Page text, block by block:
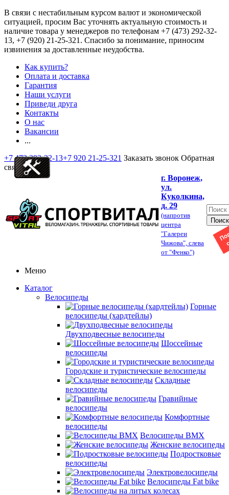
В связи с нестабильным курсом валют и экономической
ситуацией, просим Вас уточнять актуальную стоимость и
наличие товара у менеджеров по телефонам +7 (473) 292-32-
13, +7 (920) 21-25-321 . Спасибо за понимание, приносим
извинения за доставленные неудобства.
Как купить?
Оплата и доставка
Гарантия
Наши услуги
Приведи друга
Контакты
О нас
Вакансии
...
+7 473 292-32-13+7 920 21-25-321 Заказать звонок Обратная
связь
г. Воронеж,
ул.
Куколкина,
д. 29
(напротив
центра
"Галереи
Чижова", слева
от "Фенко")
Меню
Каталог
Велосипеды
Горные
велосипеды (хардтейлы)
Двухподвесные велосипеды
Шоссейные
велосипеды
Городские и туристические велосипеды
Складные
велосипеды
Гравийные
велосипеды
Комфортные
велосипеды
Велосипеды BMX
Женские велосипеды
Подростковые
велосипеды
Электровелосипеды
Велосипеды Fat bike